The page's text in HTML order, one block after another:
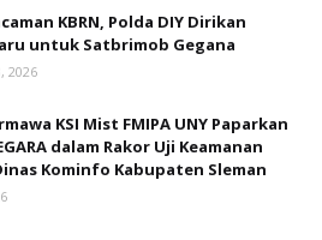
KBRN, Polda DIY Dirikan
untuk Satbrimob Gegana
2026
KSI Mist FMIPA UNY Paparkan
dalam Rakor Uji Keamanan
Kominfo Kabupaten Sleman